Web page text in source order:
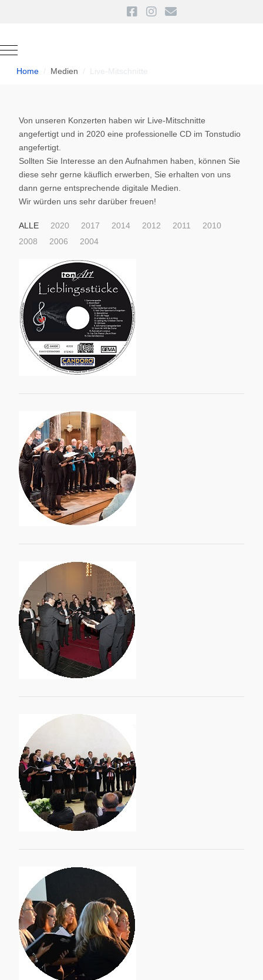
Mobile Menu Toggle
Home Medien Live-Mitschnitte
Von unseren Konzerten haben wir Live-Mitschnitte
angefertigt und in 2020 eine professionelle CD im Tonstudio
angefertigt.
Sollten Sie Interesse an den Aufnahmen haben, können Sie
diese sehr gerne käuflich erwerben, Sie erhalten von uns
dann gerne entsprechende digitale Medien.
Wir würden uns sehr darüber freuen!
ALLE 2020 2017 2014 2012 2011
2010
2008
2006 2004